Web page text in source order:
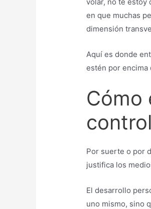
en que muchas
dimensión
Aquí es donde
estén por encima
Cómo
Por suerte o por
justifica los
El desarrollo
uno mismo, sino